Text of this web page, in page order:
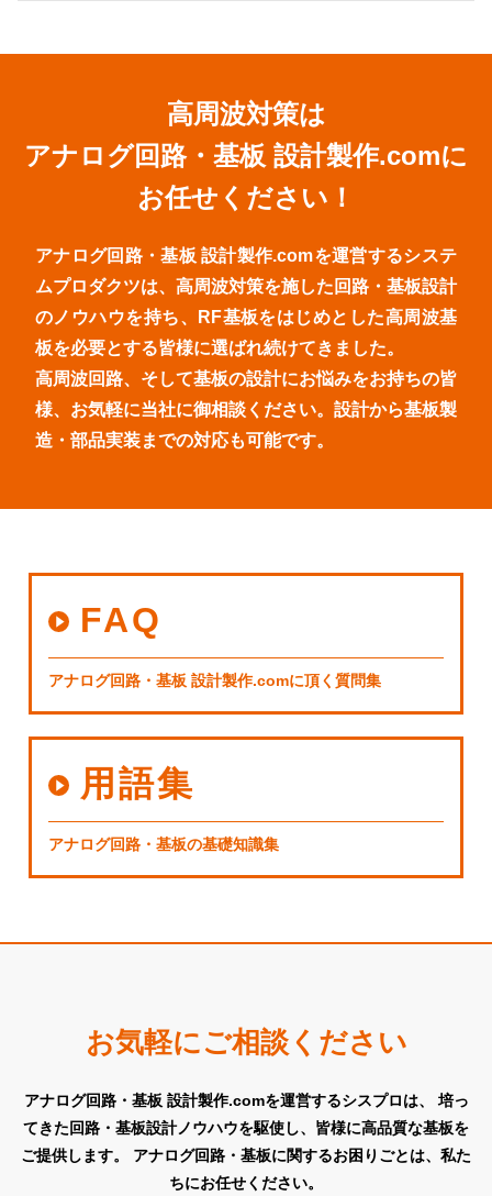
高周波対策は
アナログ回路・基板 設計製作.comに
お任せください！
アナログ回路・基板 設計製作.comを運営するシステ
ムプロダクツは、高周波対策を施した回路・基板設計
のノウハウを持ち、RF基板をはじめとした高周波基
板を必要とする皆様に選ばれ続けてきました。
高周波回路、そして基板の設計にお悩みをお持ちの皆
様、お気軽に当社に御相談ください。設計から基板製
造・部品実装までの対応も可能です。
FAQ
アナログ回路・基板 設計製作.comに頂く質問集
用語集
アナログ回路・基板の基礎知識集
お気軽にご相談ください
アナログ回路・基板 設計製作.comを運営するシスプロは、
培っ
てきた回路・基板設計ノウハウを駆使し、皆様に高品質な基板を
ご提供します。
アナログ回路・基板に関するお困りごとは、私た
ちにお任せください。